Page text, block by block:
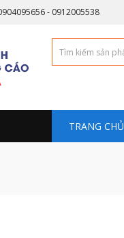
- 0912005538
TRANG CHỦ